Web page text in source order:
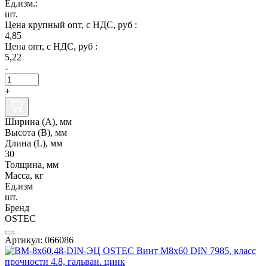
Ед.изм.:
шт.
Цена крупный опт, с НДС, руб :
4,85
Цена опт, с НДС, руб :
5,22
-
+
Ширина (А), мм
Высота (В), мм
Длина (L), мм
30
Толщина, мм
Масса, кг
Ед.изм
шт.
Бренд
OSTEC
Артикул: 066086